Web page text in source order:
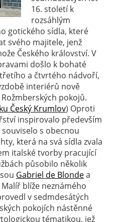
16. století k
rozsáhlým
gotického sídla, které
svého majitele, jenž
Českého království. V
došlo k bohaté
a čtvrtého nádvoří,
interiérů nově
pokojů.
Český Krumlov) Oproti
inspirovalo především
s obecnou
která na svá sídla zvala
italské tvorby pracující
působilo několik
Gabriel de Blondea
Malíř blíže neznámého
v sedmdesátých
pokojích nástěnné
tématikou, jež